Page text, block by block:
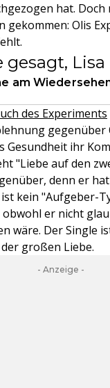
hat. Doch
gekommen: Olis
gesagt, Lisa
am
des Experiments
gegenüber
Gesundheit ihr
"Liebe auf den
denn er
kein "Aufgeber-
er nicht
wäre. Der Single
großen Liebe.
- Anzeige -